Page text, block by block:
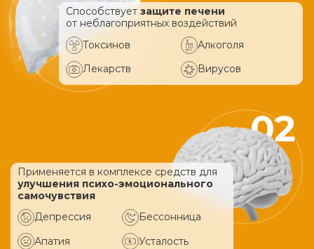
Способствует защите печени
от неблагоприятных воздействий
Токсинов
Алкоголя
Лекарств
Вирусов
Применяется в комплексе средств для
улучшения психо-эмоционального
самочувствия
Депрессия
Бессонница
Апатия
Усталость